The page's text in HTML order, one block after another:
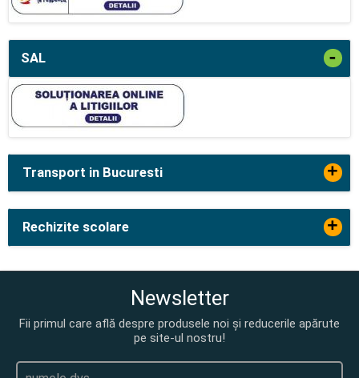
SAL -
Transport in Bucuresti +
Rechizite scolare +
Newsletter
Fii primul care află despre produsele noi și reducerile apărute
pe site-ul nostru!